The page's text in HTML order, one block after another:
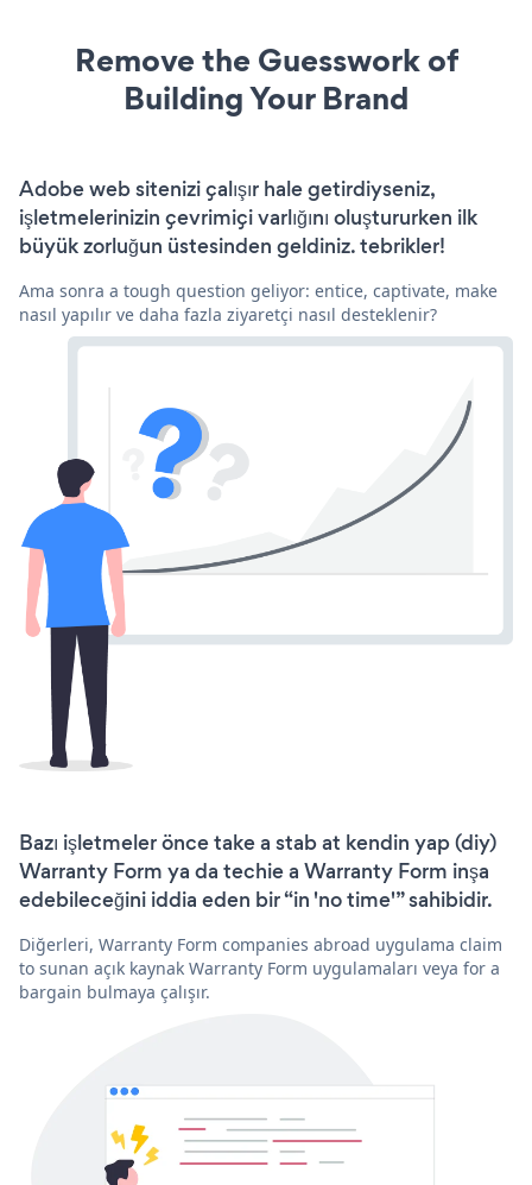
Remove the Guesswork of
Building Your Brand
Adobe web sitenizi çalışır hale getirdiyseniz,
işletmelerinizin çevrimiçi varlığını oluştururken ilk
büyük zorluğun üstesinden geldiniz. tebrikler!
Ama sonra a tough question geliyor: entice, captivate, make
nasıl yapılır ve daha fazla ziyaretçi nasıl desteklenir?
Bazı işletmeler önce take a stab at kendin yap (diy)
Warranty Form ya da techie a Warranty Form inşa
edebileceğini iddia eden bir “in 'no time'” sahibidir.
Diğerleri, Warranty Form companies abroad uygulama claim
to sunan açık kaynak Warranty Form uygulamaları veya for a
bargain bulmaya çalışır.